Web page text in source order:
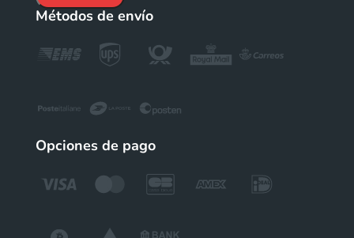
Métodos de envío
Opciones de pago